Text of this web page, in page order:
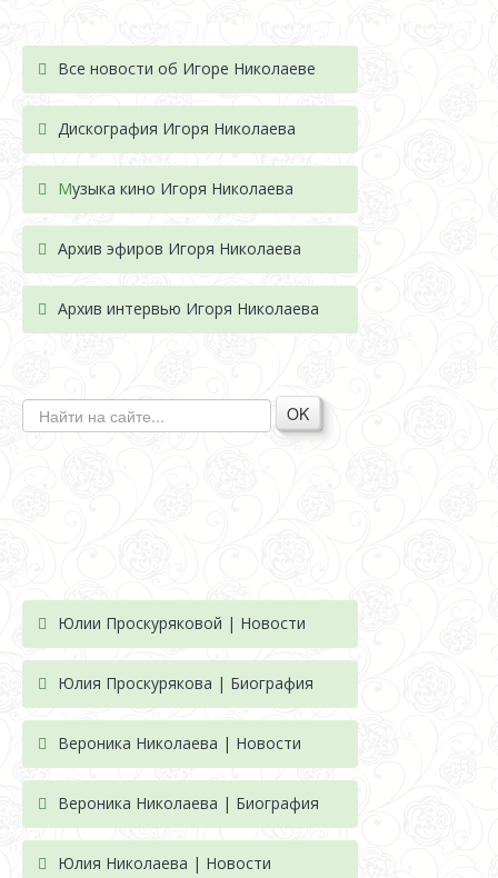
Все новости об Игоре Николаеве
Дискография Игоря Николаева
Музыка кино Игоря Николаева
Архив эфиров Игоря Николаева
Архив интервью Игоря Николаева
OK
Юлии Проскуряковой | Новости
Юлия Проскурякова | Биография
Вероника Николаева | Новости
Вероника Николаева | Биография
Юлия Николаева | Новости